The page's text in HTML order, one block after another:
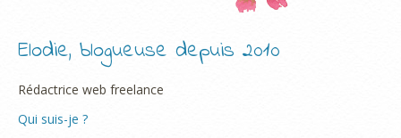
Elodie, blogueuse depuis 2010
Rédactrice web freelance
Qui suis-je ?